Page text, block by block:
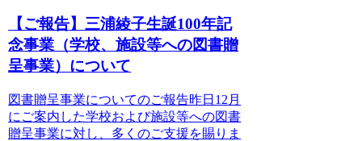
【ご報告】三浦綾子生誕100年記
念事業（学校、施設等への図書贈
呈事業）について
図書贈呈事業についてのご報告昨日12月
にご案内した学校および施設等への図書
贈呈事業に対し、多くのご支援を賜りま